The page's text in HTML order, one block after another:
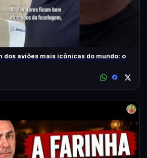
dos aviões mais icônicas do mundo: o